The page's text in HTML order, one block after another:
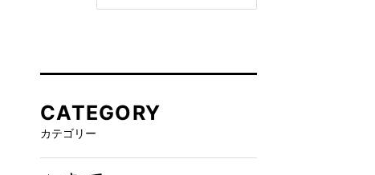
CATEGORY
カテゴリー